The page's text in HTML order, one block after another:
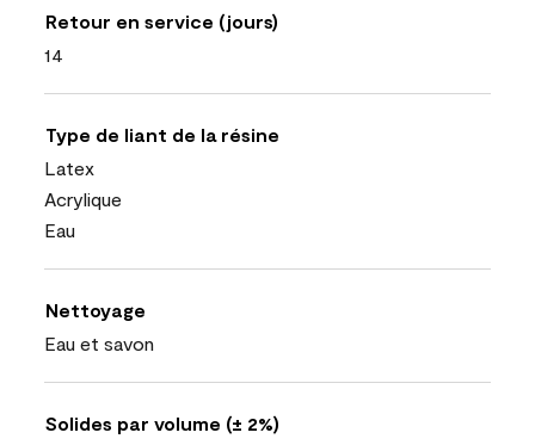
Retour en service (jours)
14
Type de liant de la résine
Latex
Acrylique
Eau
Nettoyage
Eau et savon
Solides par volume (± 2%)